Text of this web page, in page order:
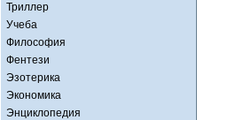
Триллер
Учеба
Философия
Фентези
Эзотерика
Экономика
Энциклопедия